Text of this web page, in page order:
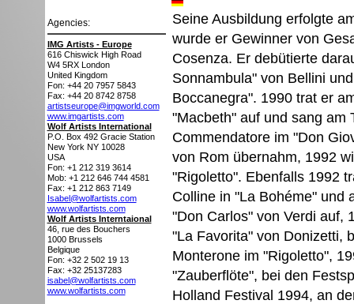
Agencies:
IMG Artists - Europe
616 Chiswick High Road
W4 5RX London
United Kingdom
Fon: +44 20 7957 5843
Fax: +44 20 8742 8758
artistseurope@imgworld.com
www.imgartists.com
Wolf Artists International
P.O. Box 492 Gracie Station
New York NY 10028
USA
Fon: +1 212 319 3614
Mob: +1 212 646 744 4581
Fax: +1 212 863 7149
Isabel@wolfartists.com
www.wolfartists.com
Wolf Artists Interntaional
46, rue des Bouchers
1000 Brussels
Belgique
Fon: +32 2 502 19 13
Fax: +32 25137283
isabel@wolfartists.com
www.wolfartists.com
Seine Ausbildung erfolgte
wurde er Gewinner von
Cosenza. Er debütierte
Sonnambula" von Bellini
Boccanegra". 1990 trat er
"Macbeth" auf und sang am
Commendatore im "Don
von Rom übernahm, 1992
"Rigoletto". Ebenfalls 1992
Colline in "La Bohéme" und
"Don Carlos" von Verdi auf,
"La Favorita" von Donizetti,
Monterone im "Rigoletto",
"Zauberflöte", bei den
Holland Festival 1994, an